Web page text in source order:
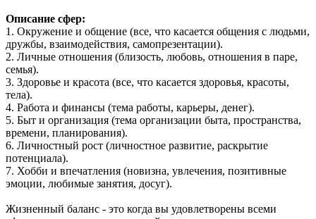
Описание сфер:
1. Окружение и общение (все, что касается общения с людьми,
дружбы, взаимодействия, самопрезентации).
2. Личные отношения (близость, любовь, отношения в паре,
семья).
3. Здоровье и красота (все, что касается здоровья, красоты,
тела).
4. Работа и финансы (тема работы, карьеры, денег).
5. Быт и организация (тема организации быта, пространства,
времени, планирования).
6. Личностный рост (личностное развитие, раскрытие
потенциала).
7. Хобби и впечатления (новизна, увлечения, позитивные
эмоции, любимые занятия, досуг).
Жизненный баланс - это когда вы удовлетворены всеми